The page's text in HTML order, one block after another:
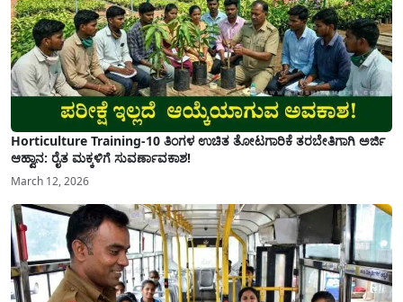
Horticulture Training-10 ತಿಂಗಳ ಉಚಿತ ತೋಟಗಾರಿಕೆ ತರಬೇತಿಗಾಗಿ ಅರ್ಜಿ
ಆಹ್ವಾನ: ರೈತ ಮಕ್ಕಳಿಗೆ ಸುವರ್ಣಾವಕಾಶ!
March 12, 2026